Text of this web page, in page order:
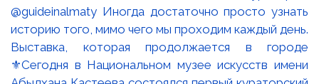
Выставка, которая продолжается в городе
⚜️Сегодня в Национальном музее искусств имени